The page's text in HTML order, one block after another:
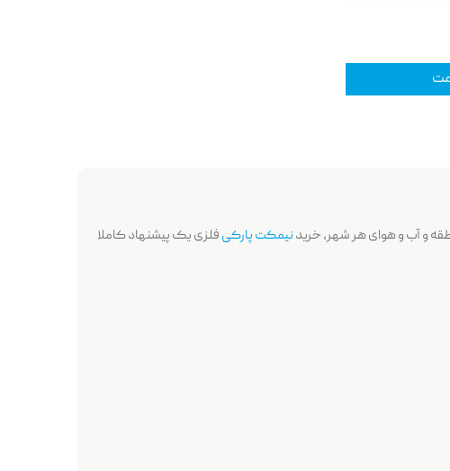
و آب و هوای هر شهر، خریدنیمکت پارکیفلزی یک پیشنهاد کاملا